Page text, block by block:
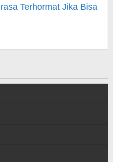
Terhormat Jika Bisa